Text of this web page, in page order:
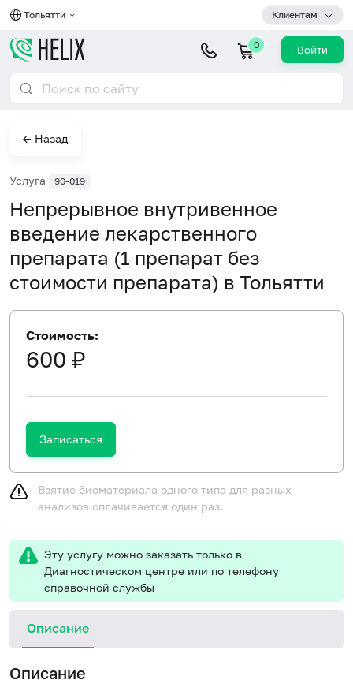
Тольятти Клиентам
0 Войти
← Назад
Услуга 90-019
Непрерывное внутривенное
введение лекарственного
препарата (1 препарат без
стоимости препарата) в Тольятти
Стоимость:
600 ₽
Записаться
Взятие биоматериала одного типа для разных
анализов оплачивается один раз.
Эту услугу можно заказать только в
Диагностическом центре или по телефону
справочной службы
Описание
Описание